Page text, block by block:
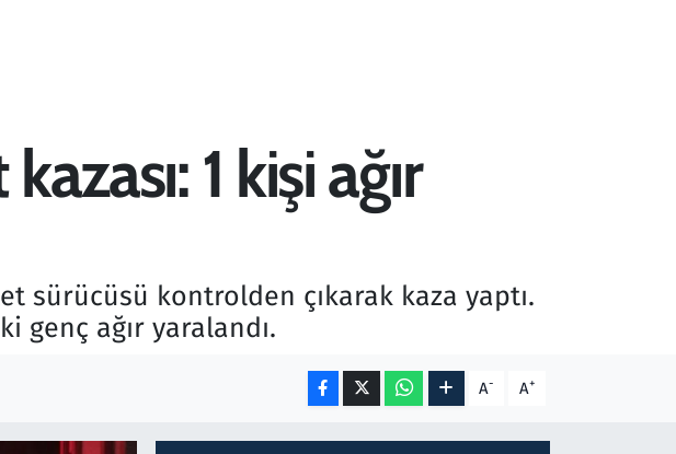
1 kişi ağır
sürücüsü kontrolden çıkarak kaza yaptı.
genç ağır yaralandı.
A- A+